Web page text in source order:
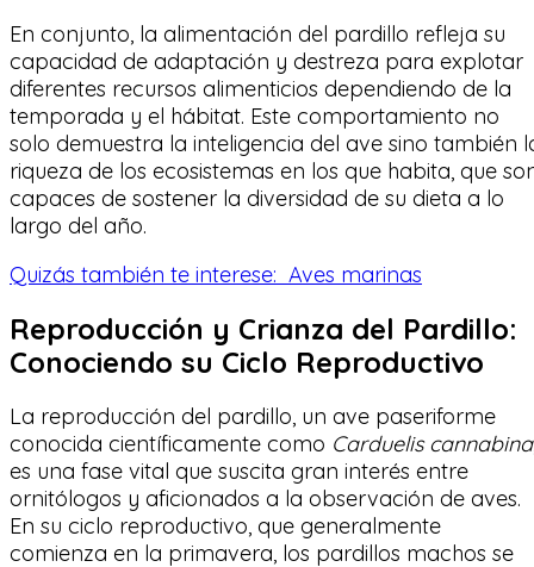
En conjunto, la alimentación del pardillo refleja su
capacidad de adaptación y destreza para explotar
diferentes recursos alimenticios dependiendo de la
temporada y el hábitat. Este comportamiento no
solo demuestra la inteligencia del ave sino también
riqueza de los ecosistemas en los que habita, que
capaces de sostener la diversidad de su dieta a lo
largo del año.
Quizás también te interese: Aves marinas
Reproducción y Crianza del Pardillo:
Conociendo su Ciclo Reproductivo
La reproducción del pardillo, un ave paseriforme
conocida científicamente como Carduelis cannabina
es una fase vital que suscita gran interés entre
ornitólogos y aficionados a la observación de aves.
En su ciclo reproductivo, que generalmente
comienza en la primavera, los pardillos machos se